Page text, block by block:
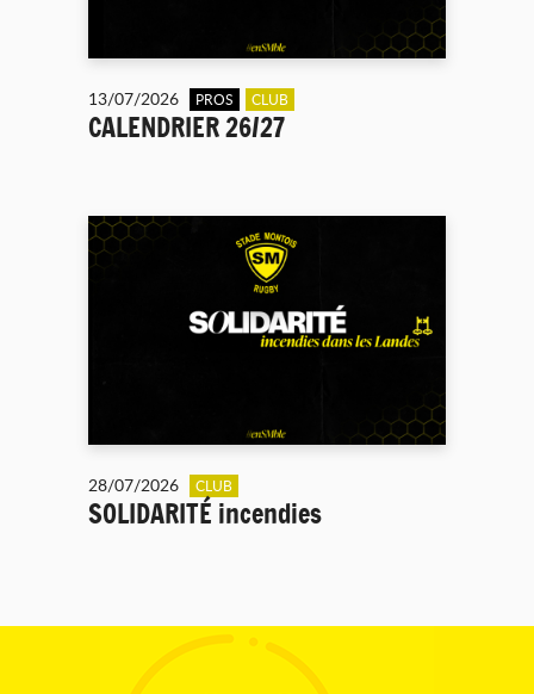
13/07/2026 PROS CLUB
CALENDRIER 26/27
28/07/2026 CLUB
SOLIDARITÉ incendies